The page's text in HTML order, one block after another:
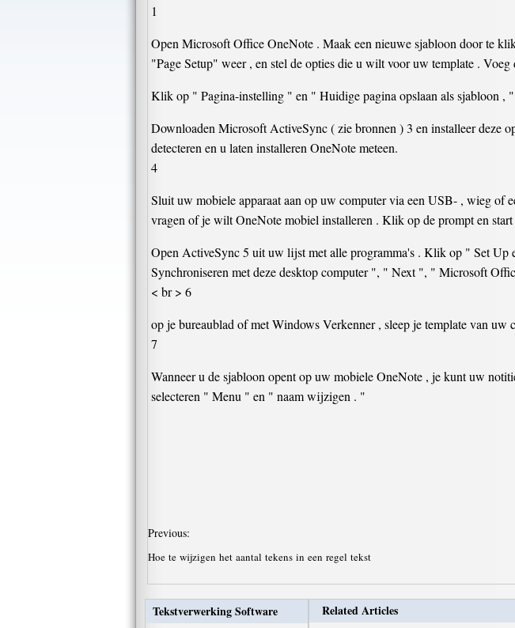
1
Open Microsoft Office OneNote . Maak een nieuwe sjabloon door te
"Page Setup" weer , en stel de opties die u wilt voor uw template .
Klik op " Pagina-instelling " en " Huidige pagina opslaan als sjabloon ,
Downloaden Microsoft ActiveSync ( zie bronnen ) 3 en installeer deze
detecteren en u laten installeren OneNote meteen.
4
Sluit uw mobiele apparaat aan op uw computer via een USB- , wieg of
vragen of je wilt OneNote mobiel installeren . Klik op de prompt en start
Open ActiveSync 5 uit uw lijst met alle programma's . Klik op " Set Up
Synchroniseren met deze desktop computer ", " Next ", " Microsoft
< br > 6
op je bureaublad of met Windows Verkenner , sleep je template van uw
7
Wanneer u de sjabloon opent op uw mobiele OneNote , je kunt uw
selecteren " Menu " en " naam wijzigen . "
Previous:
Hoe te wijzigen het aantal tekens in een regel tekst
Tekstverwerking Software Related Articles